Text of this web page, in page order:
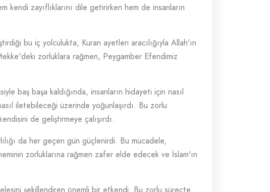
zayıflıklarını dile getirirken hem de insanların
bu iç yolculukta, Kuran ayetleri aracılığıyla Allah'ın
zorluklara rağmen, Peygamber Efendimiz
baş başa kaldığında, insanların hidayeti için nasıl
iletebileceği üzerinde yoğunlaşırdı. Bu zorlu
de geliştirmeye çalışırdı.
da her geçen gün güçlenirdi. Bu mücadele,
zorluklarına rağmen zafer elde edecek ve İslam'ın